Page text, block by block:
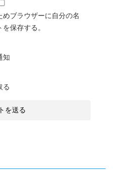
ブラウザーに自分の名
保存する。
知
る